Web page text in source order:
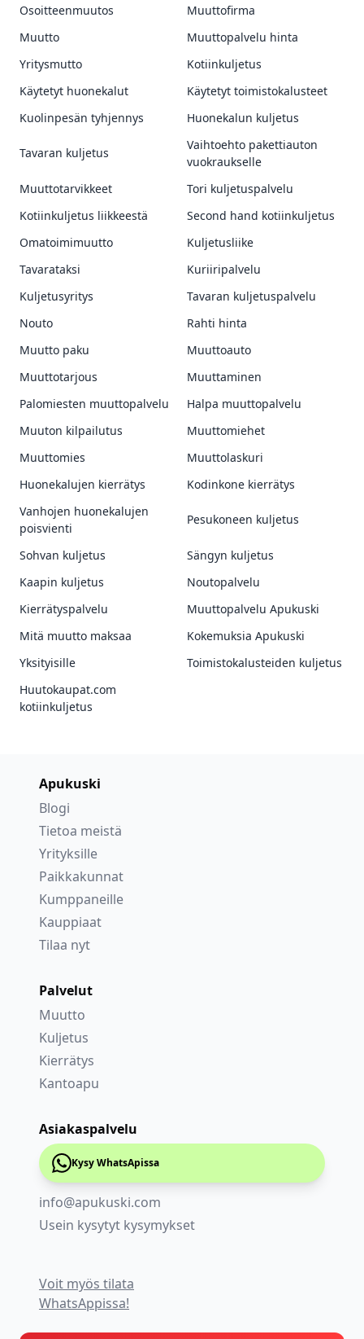
Osoitteenmuutos
Muuttofirma
Muutto
Muuttopalvelu hinta
Yritysmutto
Kotiinkuljetus
Käytetyt huonekalut
Käytetyt toimistokalusteet
Kuolinpesän tyhjennys
Huonekalun kuljetus
Tavaran kuljetus
Vaihtoehto pakettiauton
vuokraukselle
Muuttotarvikkeet
Tori kuljetuspalvelu
Kotiinkuljetus liikkeestä
Second hand kotiinkuljetus
Omatoimimuutto
Kuljetusliike
Tavarataksi
Kuriiripalvelu
Kuljetusyritys
Tavaran kuljetuspalvelu
Nouto
Rahti hinta
Muutto paku
Muuttoauto
Muuttotarjous
Muuttaminen
Palomiesten muuttopalvelu
Halpa muuttopalvelu
Muuton kilpailutus
Muuttomiehet
Muuttomies
Muuttolaskuri
Huonekalujen kierrätys
Kodinkone kierrätys
Vanhojen huonekalujen
poisvienti
Pesukoneen kuljetus
Sohvan kuljetus
Sängyn kuljetus
Kaapin kuljetus
Noutopalvelu
Kierrätyspalvelu
Muuttopalvelu Apukuski
Mitä muutto maksaa
Kokemuksia Apukuski
Yksityisille
Toimistokalusteiden kuljetus
Huutokaupat.com
kotiinkuljetus
Apukuski
Blogi
Tietoa meistä
Yrityksille
Paikkakunnat
Kumppaneille
Kauppiaat
Tilaa nyt
Palvelut
Muutto
Kuljetus
Kierrätys
Kantoapu
Asiakaspalvelu
Kysy WhatsApissa
info@apukuski.com
Usein kysytyt kysymykset
Voit myös tilata
WhatsAppissa!